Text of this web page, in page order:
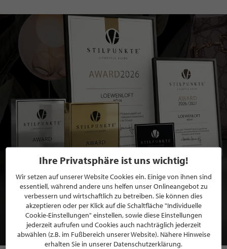
BEWERBEN SIE SICH FÜR EINE GRATIS
MITGLIEDSCHAFT BEI STILPUNKTE®
JETZT GRATIS BEWERBEN
Ihre Privatsphäre ist uns wichtig!
Wir setzen auf unserer Website Cookies ein. Einige von ihnen sind
essentiell, während andere uns helfen unser Onlineangebot zu
verbessern und wirtschaftlich zu betreiben. Sie können dies
akzeptieren oder per Klick auf die Schaltfläche "Individuelle
Cookie-Einstellungen" einstellen, sowie diese Einstellungen
jederzeit aufrufen und Cookies auch nachträglich jederzeit
abwählen (z.B. im Fußbereich unserer Website). Nähere Hinweise
erhalten Sie in unserer Datenschutzerklärung.